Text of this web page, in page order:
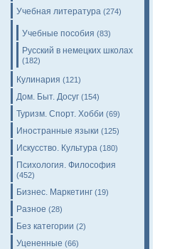
Учебная литература (274)
Учебные пособия (83)
Русский в немецких школах
(182)
Кулинария (121)
Дом. Быт. Досуг (154)
Туризм. Спорт. Хобби (69)
Иностранные языки (125)
Искусство. Культура (180)
Психология. Философия
(452)
Бизнес. Маркетинг (19)
Разное (28)
Без категории (2)
Уцененные (66)